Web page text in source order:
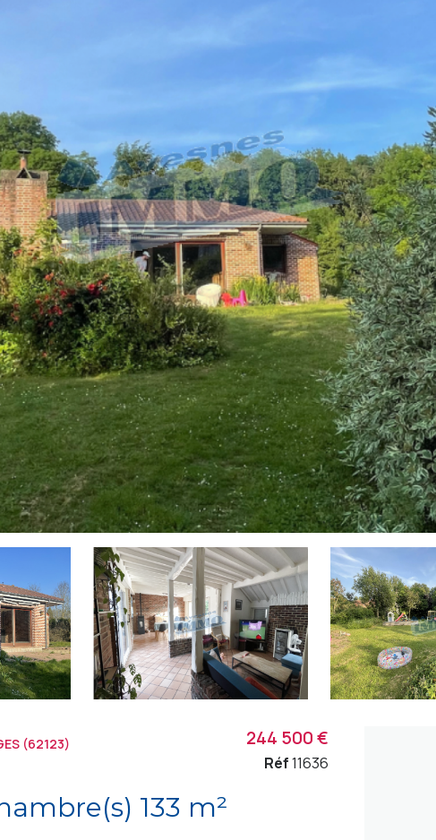
(62123)
Maison 7 pièce(s) 4 chambre(s) 133 m²
244 500 €
Réf11636